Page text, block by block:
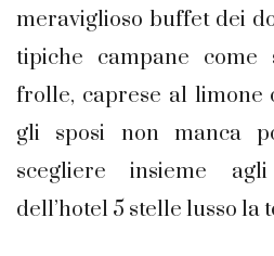
meraviglioso buffet dei
tipiche campane come
frolle, caprese al limone
gli sposi non manca
scegliere insieme
dell’hotel 5 stelle lusso la